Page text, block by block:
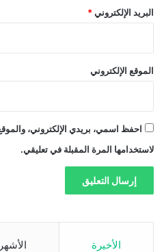
البريد الإلكتروني *
الموقع الإلكتروني
احفظ اسمي، بريدي الإلكتروني،
لاستخدامها المرة المقبلة في تعليقي.
الأخيرة الأشهر